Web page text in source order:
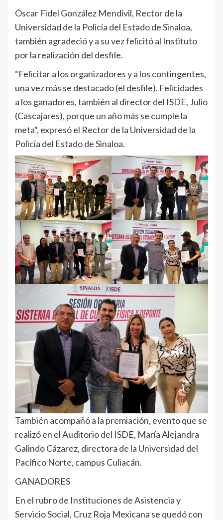
Óscar Fidel González Mendívil, Rector de la
Universidad de la Policía del Estado de Sinaloa,
también agradeció y a su vez felicitó al Instituto
por la realización del desfile.
“Felicitar a los organizadores y a los contingentes,
una vez más se destacado (el desfile). Felicidades
a los ganadores, también al director del ISDE, Julio
(Cascajares), porque un año más se cumple la
meta”, expresó el Rector de la Universidad de la
Policía del Estado de Sinaloa.
También acompañó a la premiación, evento que se
realizó en el Auditorio del ISDE, María Alejandra
Galindo Cázarez, directora de la Universidad del
Pacífico Norte, campus Culiacán.
GANADORES
En el rubro de Instituciones de Asistencia y
Servicio Social, Cruz Roja Mexicana se quedó con